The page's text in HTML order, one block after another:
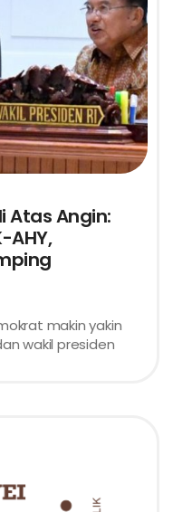
Atas Angin:
AHY,
makin yakin
wakil presiden